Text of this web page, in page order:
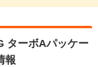
ターボAパッケー
報